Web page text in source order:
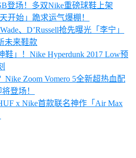
登场！多双Nike重磅球鞋上架
开始」跪求运气爆棚！
、D’Russell抢先曝光「李宁」
未来鞋款
」！Nike Hyperdunk 2017 Low预
Zoom Vomero 5全新超热血配
登场！
x Nike首款联名神作「Air Max